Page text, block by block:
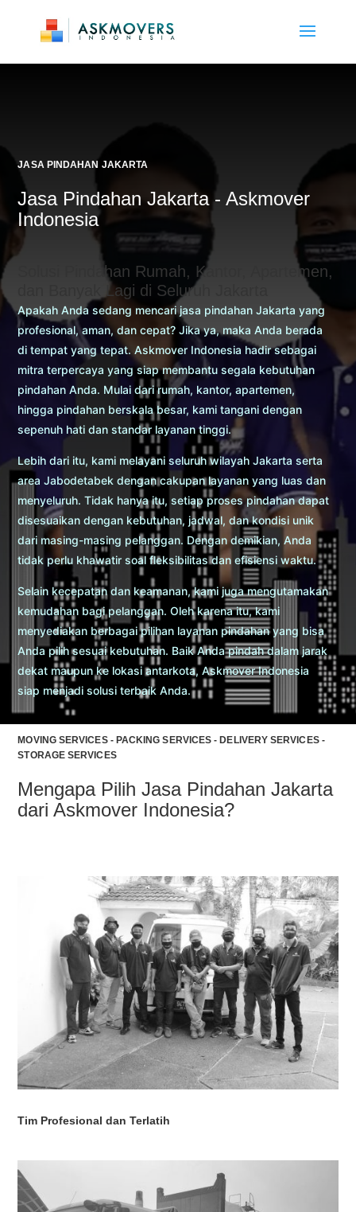
JASA PINDAHAN JAKARTA
Jasa Pindahan Jakarta - Askmover
Indonesia
Solusi Pindahan Rumah, Kantor, Apartemen,
dan Banyak Lagi di Seluruh Jakarta
Apakah Anda sedang mencari jasa pindahan Jakarta yang
profesional, aman, dan cepat? Jika ya, maka Anda berada
di tempat yang tepat. Askmover Indonesia hadir sebagai
mitra terpercaya yang siap membantu segala kebutuhan
pindahan Anda. Mulai dari rumah, kantor, apartemen,
hingga pindahan berskala besar, kami tangani dengan
sepenuh hati dan standar layanan tinggi.
Lebih dari itu, kami melayani seluruh wilayah Jakarta serta
area Jabodetabek dengan cakupan layanan yang luas dan
menyeluruh. Tidak hanya itu, setiap proses pindahan dapat
disesuaikan dengan kebutuhan, jadwal, dan kondisi unik
dari masing-masing pelanggan. Dengan demikian, Anda
tidak perlu khawatir soal fleksibilitas dan efisiensi waktu.
Selain kecepatan dan keamanan, kami juga mengutamakan
kemudahan bagi pelanggan. Oleh karena itu, kami
menyediakan berbagai pilihan layanan pindahan yang bisa
Anda pilih sesuai kebutuhan. Baik Anda pindah dalam jarak
dekat maupun ke lokasi antarkota, Askmover Indonesia
siap menjadi solusi terbaik Anda.
MOVING SERVICES - PACKING SERVICES - DELIVERY SERVICES -
STORAGE SERVICES
Mengapa Pilih Jasa Pindahan Jakarta
dari Askmover Indonesia?
Tim Profesional dan Terlatih